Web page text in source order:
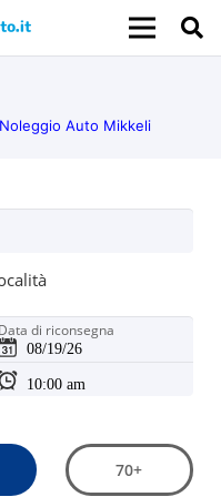
Noleggio Auto Mikkeli
Data di riconsegna
70+